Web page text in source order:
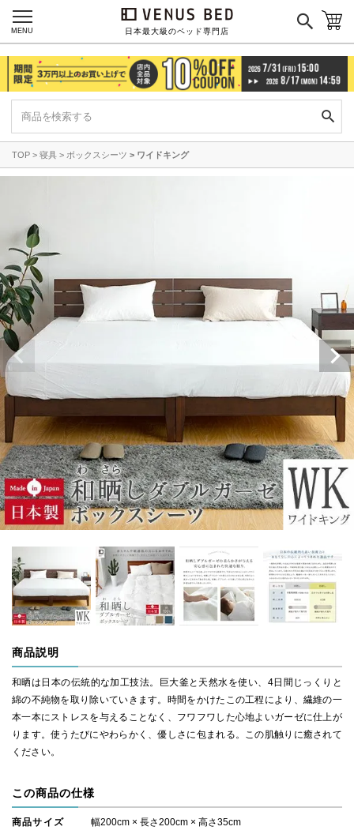
日本最大級のベッド専門店
MENU
TOP 寝具 ボックスシーツ ワイドキング
商品説明
和晒は日本の伝統的な加工技法。巨大釜と天然水を使い、4日間じっくりと
綿の不純物を取り除いていきます。時間をかけたこの工程により、繊維の一
本一本にストレスを与えることなく、フワフワした心地よいガーゼに仕上が
ります。使うたびにやわらかく、優しさに包まれる。この肌触りに癒されて
ください。
この商品の仕様
商品サイズ 幅200cm × 長さ200cm × 高さ35cm